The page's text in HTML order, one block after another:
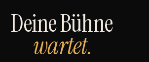
Deine Bühne
wartet.